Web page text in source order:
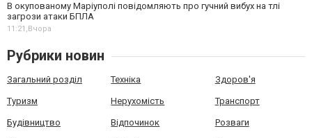
В окупованому Маріуполі повідомляють про гучний вибух на тлі
загрози атаки БПЛА
11:21,Вчора
Рубрики новин
Загальний розділ Техніка Здоров'я
Туризм Нерухомість Транспорт
Будівництво Відпочинок Розваги